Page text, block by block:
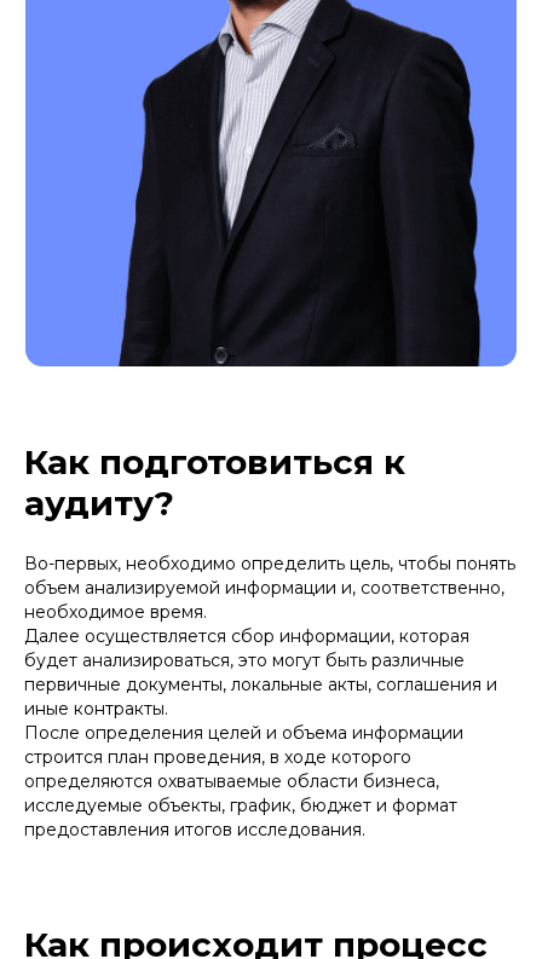
Как подготовиться к
аудиту?
Во-первых, необходимо определить цель, чтобы понять
объем анализируемой информации и, соответственно,
необходимое время.
Далее осуществляется сбор информации, которая
будет анализироваться, это могут быть различные
первичные документы, локальные акты, соглашения и
иные контракты.
После определения целей и объема информации
строится план проведения, в ходе которого
определяются охватываемые области бизнеса,
исследуемые объекты, график, бюджет и формат
предоставления итогов исследования.
Как происходит процесс
разрабатывает стратегию по
коммерциализации ОИС
унифицирует шаблоны типовых
лицензионных договорови
договоров отчуждения
унифицирует типовые формы
договоров, заключаемых с
контрагентами
вносит положения о
служебных РИД
и авторском вознаграждении в
трудовые договоры с лицами,
которые их создают
в случае отсутствия разрабатывает
положения о служебных РИД и
структурирует все локальные акты,
касающиеся интеллектуальной
собственности, и доступа
осуществляетмониторинг
исключительных прав
организации
урегулирование
представляет интересы
организации в
ПОДПИШИТЕСЬ НА НАШУ
РАССЫЛКУ ВАЖНЫХ
ЮРИДИЧЕСКИХ НОВОСТЕЙ